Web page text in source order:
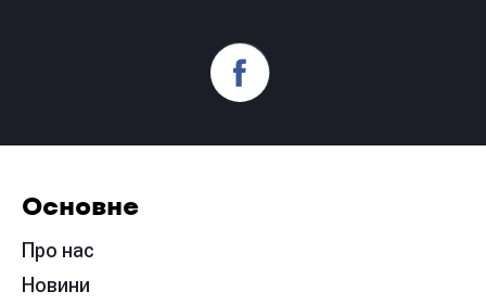
Основне
Про нас
Новини